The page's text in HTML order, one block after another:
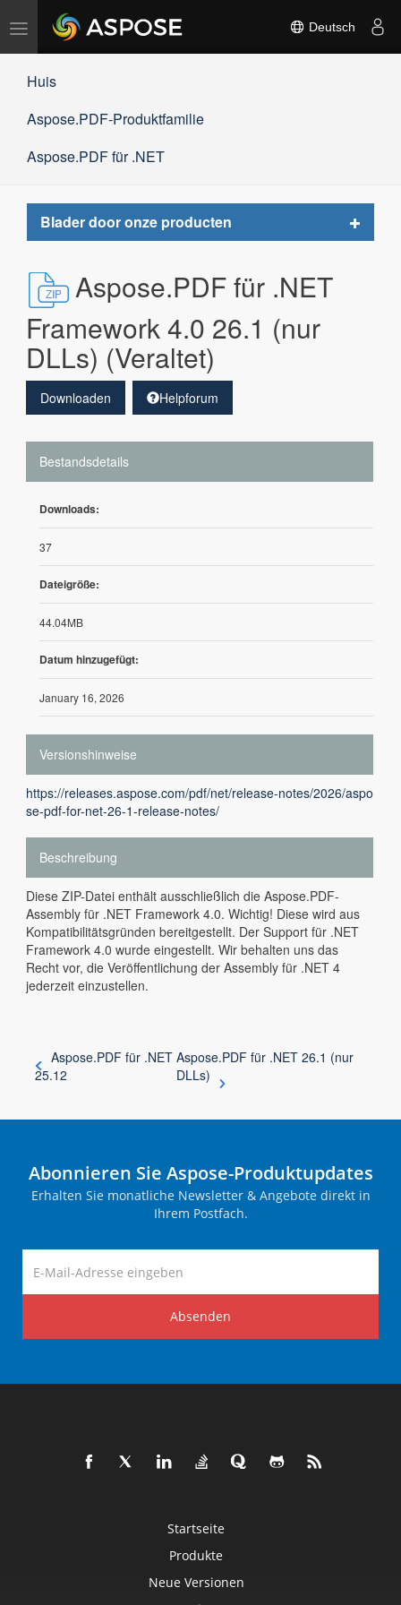
Navigation
umschalten
Deutsch
Huis
Aspose.PDF-Produktfamilie
Aspose.PDF für .NET
Blader door onze producten
Toggle
Aspose.PDF für .NET
Framework 4.0 26.1 (nur
DLLs) (Veraltet)
Downloaden Helpforum
Bestandsdetails
Downloads:
37
Dateigröße:
44.04MB
Datum hinzugefügt:
January 16, 2026
Versionshinweise
https://releases.aspose.com/pdf/net/release-notes/2026/aspo
se-pdf-for-net-26-1-release-notes/
Beschreibung
Diese ZIP-Datei enthält ausschließlich die Aspose.PDF-
Assembly für .NET Framework 4.0. Wichtig! Diese wird aus
Kompatibilitätsgründen bereitgestellt. Der Support für .NET
Framework 4.0 wurde eingestellt. Wir behalten uns das
Recht vor, die Veröffentlichung der Assembly für .NET 4
jederzeit einzustellen.
Aspose.PDF für .NET
25.12
Aspose.PDF für .NET 26.1 (nur
DLLs)
Abonnieren Sie Aspose-Produktupdates
Erhalten Sie monatliche Newsletter & Angebote direkt in
Ihrem Postfach.
Absenden
Startseite
Produkte
Neue Versionen